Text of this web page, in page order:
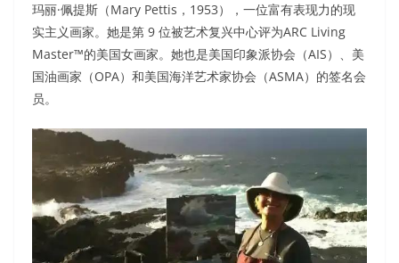
玛丽·佩提斯（Mary Pettis，1953），一位富有表现力的现
实主义画家。她是第 9 位被艺术复兴中心评为ARC Living
Master™的美国女画家。她也是美国印象派协会（AIS）、美
国油画家（OPA）和美国海洋艺术家协会（ASMA）的签名会
员。